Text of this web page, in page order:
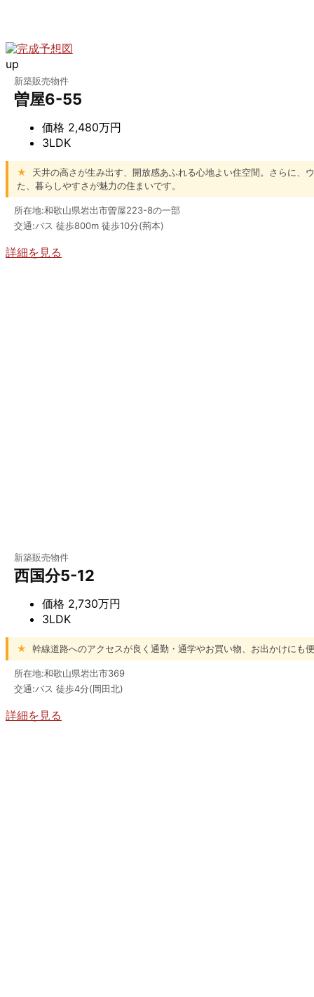
up
新築販売物件
曽屋6-55
価格 2,480万円
3LDK
★
天井の高さが生み出す、開放感あふれる心地よい住空間。さらに、
た、暮らしやすさが魅力の住まいです。
所在地:和歌山県岩出市曽屋223-8の一部
交通:バス 徒歩800m 徒歩10分(荊本)
詳細を見る
新築販売物件
西国分5-12
価格 2,730万円
3LDK
★ 幹線道路へのアクセスが良く通勤・通学やお買い物、お出かけにも
所在地:和歌山県岩出市369
交通:バス 徒歩4分(岡田北)
詳細を見る